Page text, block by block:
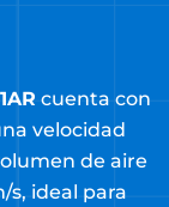
cuenta con
velocidad
de aire
s, ideal para